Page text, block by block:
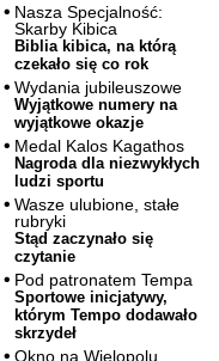
Nasza Specjalność:
Skarby Kibica
Biblia kibica, na którą
czekało się co rok
Wydania jubileuszowe
Wyjątkowe numery na
wyjątkowe okazje
Medal Kalos Kagathos
Nagroda dla niezwykłych
ludzi sportu
Wasze ulubione, stałe
rubryki
Stąd zaczynało się
czytanie
Pod patronatem Tempa
Sportowe inicjatywy,
którym Tempo dodawało
skrzydeł
Okno na Wielopolu